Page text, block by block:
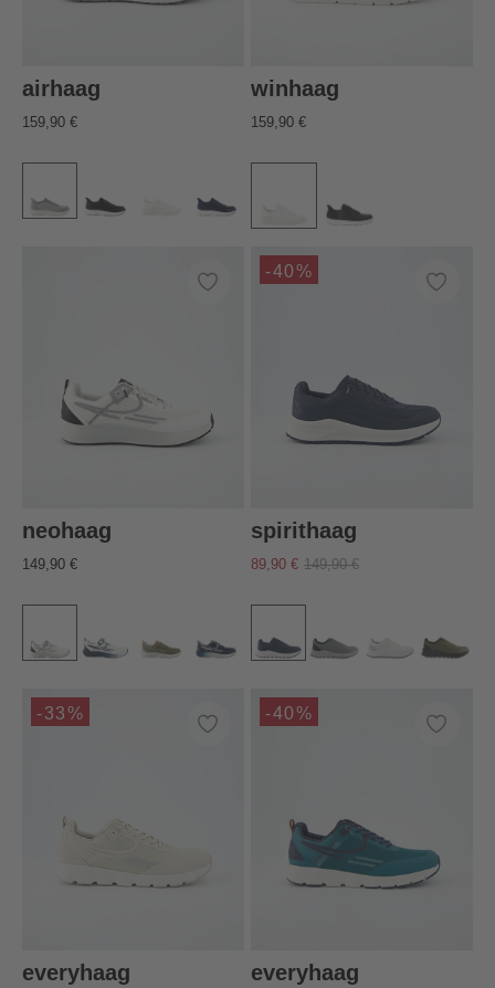
airhaag
159,90 €
winhaag
159,90 €
neohaag
149,90 €
-40%
spirithaag
89,90 € 149,90 €
-33%
everyhaag
-40%
everyhaag